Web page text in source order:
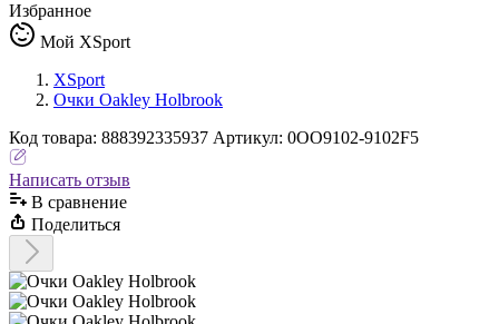
Избранное
Мой XSport
XSport
Очки Oakley Holbrook
Код товара: 888392335937 Артикул: 0OO9102-9102F5
Написать отзыв
В сравнениe
Поделиться